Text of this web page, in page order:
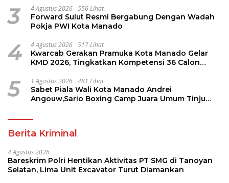
3 4 Agustus 2026 556 Lihat
Forward Sulut Resmi Bergabung Dengan Wadah
Pokja PWI Kota Manado
4 4 Agustus 2026 517 Lihat
Kwarcab Gerakan Pramuka Kota Manado Gelar
KMD 2026, Tingkatkan Kompetensi 36 Calon
5 1 Agustus 2026 481 Lihat
Sabet Piala Wali Kota Manado Andrei
Angouw,Sario Boxing Camp Juara Umum Tinju
Berita Kriminal
4 Agustus 2026
Bareskrim Polri Hentikan Aktivitas PT SMG di Tanoyan
Selatan, Lima Unit Excavator Turut Diamankan